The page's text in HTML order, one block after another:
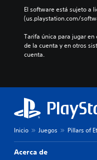
El software está sujeto a
(us.playstation.com/
Tarifa única para jugar
de la cuenta y en otros
cuenta.
Inicio Juegos Pillars of
Acerca de